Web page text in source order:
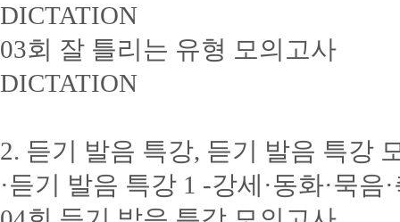
DICTATION
03회 잘 틀리는 유형 모의고사
DICTATION
2. 듣기 발음 특강, 듣기 발음 특강
·듣기 발음 특강 1 -강세·동화·묵음